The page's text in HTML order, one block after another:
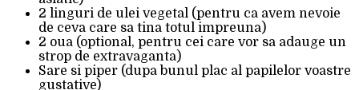
2 linguri de ulei vegetal (pentru ca avem nevoie
de ceva care sa tina totul impreuna)
2 oua (optional, pentru cei care vor sa adauge un
strop de extravaganta)
Sare si piper (dupa bunul plac al papilelor voastre
gustative)